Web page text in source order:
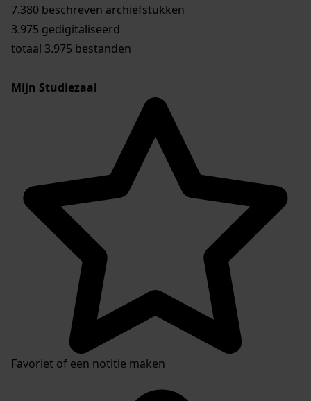
7.380 beschreven archiefstukken
3.975 gedigitaliseerd
totaal 3.975 bestanden
Mijn Studiezaal
Favoriet of een notitie maken